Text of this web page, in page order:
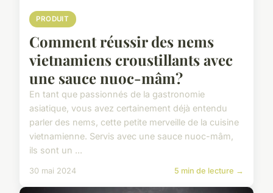
PRODUIT
Comment réussir des nems
vietnamiens croustillants avec
une sauce nuoc-mâm?
En tant que passionnés de la gastronomie
asiatique, vous avez certainement déjà entendu
parler des nems, cette petite merveille de la cuisine
vietnamienne. Servis avec une sauce nuoc-mâm,
ils sont un ...
30 mai 2024 5 min de lecture →